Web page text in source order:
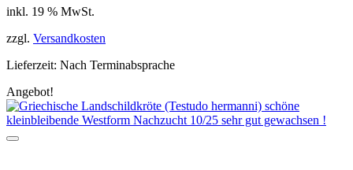
inkl. 19 % MwSt.
zzgl. Versandkosten
Lieferzeit: Nach Terminabsprache
Angebot!